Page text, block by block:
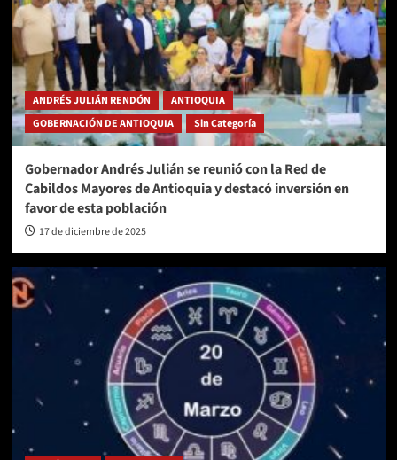
ANDRÉS JULIÁN RENDÓN
ANTIOQUIA
GOBERNACIÓN DE ANTIOQUIA
Sin Categoría
Gobernador Andrés Julián se reunió con la Red de
Cabildos Mayores de Antioquia y destacó inversión en
favor de esta población
17 de diciembre de 2025